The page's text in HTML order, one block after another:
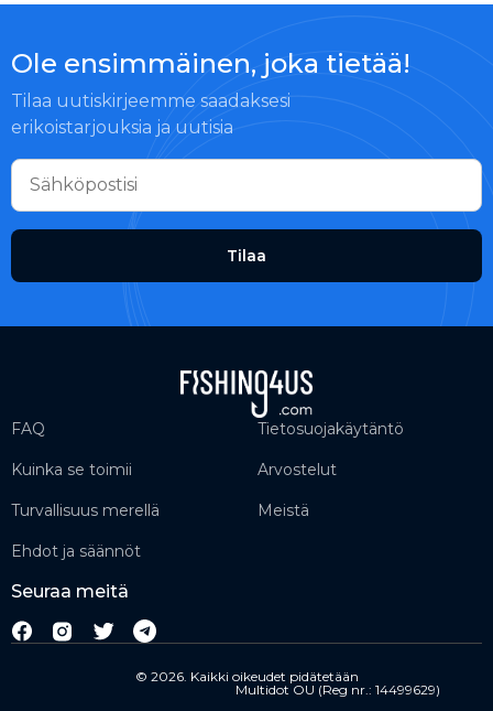
Ole ensimmäinen, joka tietää!
Tilaa uutiskirjeemme saadaksesi
erikoistarjouksia ja uutisia
Tilaa
FAQ
Kuinka se toimii
Turvallisuus merellä
Ehdot ja säännöt
Tietosuojakäytäntö
Arvostelut
Meistä
Seuraa meitä
© 2026. Kaikki oikeudet pidätetään
Multidot OU (Reg nr.: 14499629)